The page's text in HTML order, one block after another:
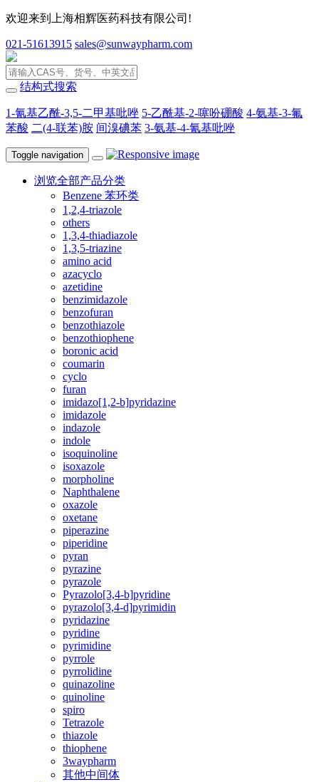
欢迎来到上海相辉医药科技有限公司!
021-51613915 sales@sunwaypharm.com
结构式搜索
1-氰基乙酰-3,5-二甲基吡唑 5-乙酰基-2-噻吩硼酸 4-氨基-3-氟
苯酸 二(4-联苯)胺 间溴碘苯 3-氨基-4-氰基吡唑
Toggle navigation
浏览全部产品分类
Benzene 苯环类
1,2,4-triazole
others
1,3,4-thiadiazole
1,3,5-triazine
amino acid
azacyclo
azetidine
benzimidazole
benzofuran
benzothiazole
benzothiophene
boronic acid
coumarin
cyclo
furan
imidazo[1,2-b]pyridazine
imidazole
indazole
indole
isoquinoline
isoxazole
morpholine
Naphthalene
oxazole
oxetane
piperazine
piperidine
pyran
pyrazine
pyrazole
Pyrazolo[3,4-b]pyridine
pyrazolo[3,4-d]pyrimidin
pyridazine
pyridine
pyrimidine
pyrrole
pyrrolidine
quinazoline
quinoline
spiro
Tetrazole
thiazole
thiophene
3waypharm
其他中间体